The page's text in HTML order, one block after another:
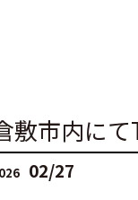
敷市内にて
02/27